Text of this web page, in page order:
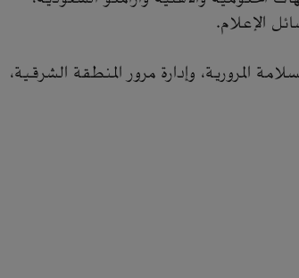
الإعلام.
المرورية، وإدارة مرور المنطقة الشرقية،